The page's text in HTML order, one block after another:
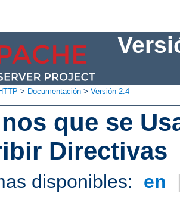
> Documentación > Versión 2.4
que se
Directivas
disponibles: en